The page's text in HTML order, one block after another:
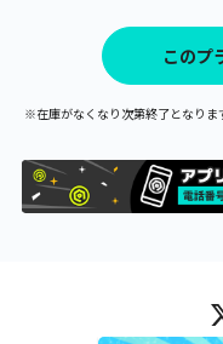
このプ
※在庫がなくなり次第終了となりま